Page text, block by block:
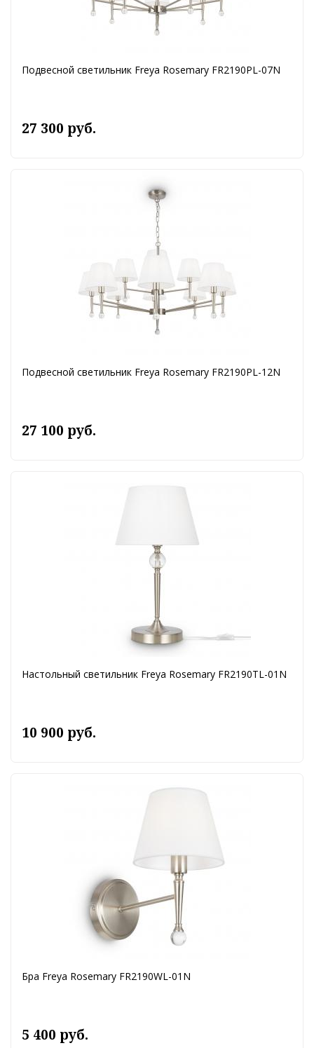
Подвесной светильник Freya Rosemary FR2190PL-07N
27 300 руб.
Подвесной светильник Freya Rosemary FR2190PL-12N
27 100 руб.
Настольный светильник Freya Rosemary FR2190TL-01N
10 900 руб.
Бра Freya Rosemary FR2190WL-01N
5 400 руб.